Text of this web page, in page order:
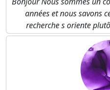
années et nous savons
recherche s oriente